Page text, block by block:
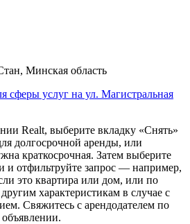
Минская область
сферы услуг на ул. Магистральная
Realt, выберите вкладку «Снять»
долгосрочной аренды, или
краткосрочная. Затем выберите
и отфильтруйте запрос — например,
это квартира или дом, или по
характеристикам в случае с
Свяжитесь с арендодателем по